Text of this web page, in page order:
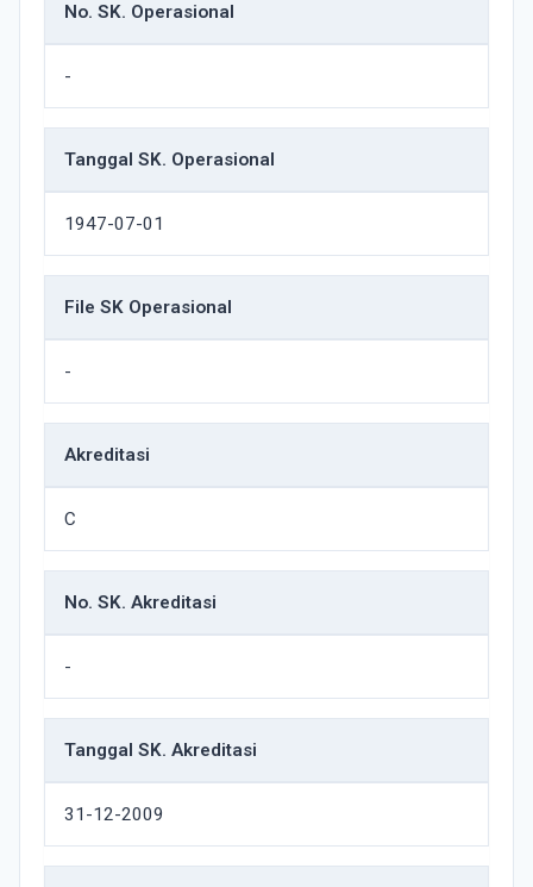
No. SK. Operasional
-
Tanggal SK. Operasional
1947-07-01
File SK Operasional
-
Akreditasi
C
No. SK. Akreditasi
-
Tanggal SK. Akreditasi
31-12-2009